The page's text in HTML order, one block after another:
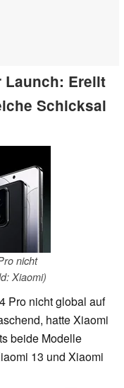
Launch: Ereilt
Schicksal
nicht
Xiaomi)
Pro nicht global auf
hatte Xiaomi
beide Modelle
13 und Xiaomi